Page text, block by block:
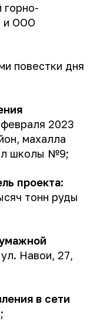
горно-
и ООО
повестки дня
2023
махалла
школы №9;
проекта:
тонн руды
Навои, 27,
в сети
;